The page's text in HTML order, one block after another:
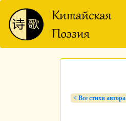
< Bсе стихи автора